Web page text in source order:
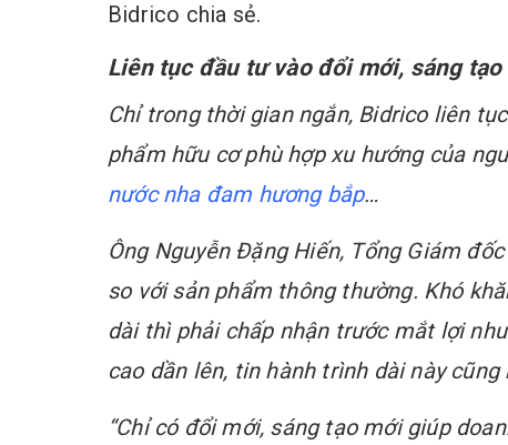
Bidrico chia sẻ.
Liên tục đầu tư vào đổi mới, sáng tạo
Chỉ trong thời gian ngắn, Bidrico liên
phẩm hữu cơ phù hợp xu hướng của
nước nha đam hương bắp…
Ông Nguyễn Đặng Hiến, Tổng Giám
so với sản phẩm thông thường. Khó
dài thì phải chấp nhận trước mắt lợi
cao dần lên, tin hành trình dài này
“Chỉ có đổi mới, sáng tạo mới giúp